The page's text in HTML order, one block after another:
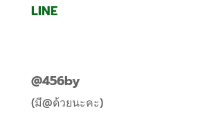
LINE
@456by
(มี@ด้วยนะคะ)